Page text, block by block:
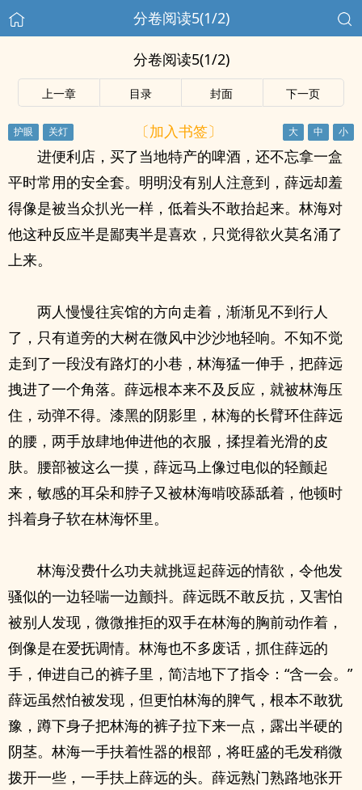
分卷阅读5(1/2)
分卷阅读5(1/2)
上一章 目录 封面 下一页
〔加入书签〕
进便利店，买了当地特产的啤酒，还不忘拿一盒
平时常用的安全套。明明没有别人注意到，薛远却羞
得像是被当众扒光一样，低着头不敢抬起来。林海对
他这种反应半是鄙夷半是喜欢，只觉得欲火莫名涌了
上来。
两人慢慢往宾馆的方向走着，渐渐见不到行人
了，只有道旁的大树在微风中沙沙地轻响。不知不觉
走到了一段没有路灯的小巷，林海猛一伸手，把薛远
拽进了一个角落。薛远根本来不及反应，就被林海压
住，动弹不得。漆黑的阴影里，林海的长臂环住薛远
的腰，两手放肆地伸进他的衣服，揉捏着光滑的皮
肤。腰部被这么一摸，薛远马上像过电似的轻颤起
来，敏感的耳朵和脖子又被林海啃咬舔舐着，他顿时
抖着身子软在林海怀里。
林海没费什么功夫就挑逗起薛远的情欲，令他发
骚似的一边轻喘一边颤抖。薛远既不敢反抗，又害怕
被别人发现，微微推拒的双手在林海的胸前动作着，
倒像是在爱抚调情。林海也不多废话，抓住薛远的
手，伸进自己的裤子里，简洁地下了指令：“含一会。”
薛远虽然怕被发现，但更怕林海的脾气，根本不敢犹
豫，蹲下身子把林海的裤子拉下来一点，露出半硬的
阴茎。林海一手扶着性器的根部，将旺盛的毛发稍微
拨开一些，一手扶上薛远的头。薛远熟门熟路地张开